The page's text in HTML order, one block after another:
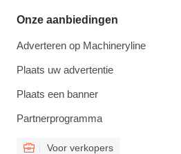
Onze aanbiedingen
Adverteren op Machineryline
Plaats uw advertentie
Plaats een banner
Partnerprogramma
Voor verkopers